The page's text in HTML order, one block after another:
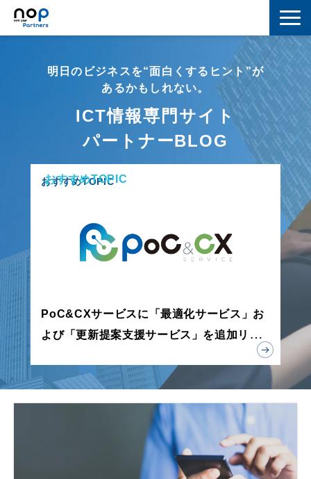
マーケティング
セキュリティ
コラボレーション
IT用語解説
明日のビジネスを“面白くするヒント”が
あるかもしれない。
ICT情報専門サイト
パートナーBLOG
おすすめTOPIC
PoC&CXサービスに「最適化サービス」お
よび「更新提案支援サービス」を追加リリ
おすすめTOPIC